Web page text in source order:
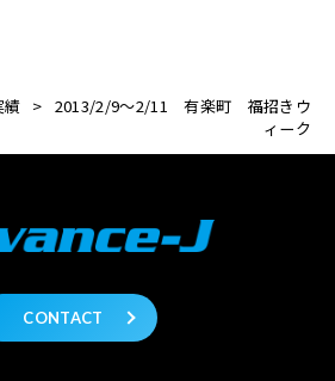
績 > 2013/2/9～2/11 有楽町 福招きウ
ィーク
CONTACT